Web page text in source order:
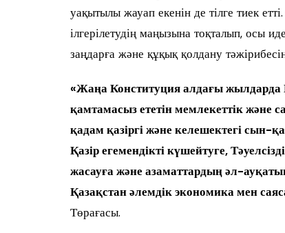
уақытылы жауап екенін де тілге тиек
ілгерілетудің маңызына тоқталып, осы
заңдарға және құқық қолдану
«Жаңа Конституция алдағы жылдарда
қамтамасыз ететін мемлекеттік және
қадам қазіргі және келешектегі сын-
Қазір егемендікті күшейтуге,
жасауға және азаматтардың әл-
Қазақстан әлемдік экономика мен
Төрағасы.